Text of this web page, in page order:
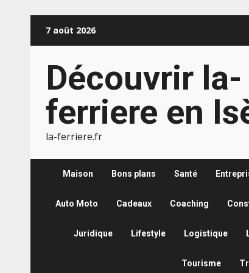
7 août 2026
Découvrir la-
ferriere en
la-ferriere.fr
Maison Bons plans Santé
Auto Moto Cadeaux Coaching
Juridique Lifestyle Logistique
Tourisme